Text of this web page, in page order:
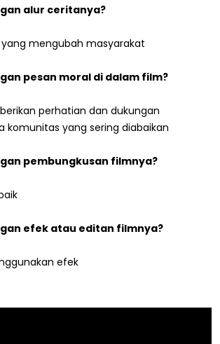
alur ceritanya?
mengubah masyarakat
pesan moral di dalam film?
perhatian dan dukungan
komunitas yang sering diabaikan
pembungkusan filmnya?
efek atau editan filmnya?
efek